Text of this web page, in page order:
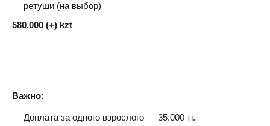
ретуши (на выбор)
580.000 (+) kzt
Важно:
Доплата за одного взрослого — 35.000 тг.